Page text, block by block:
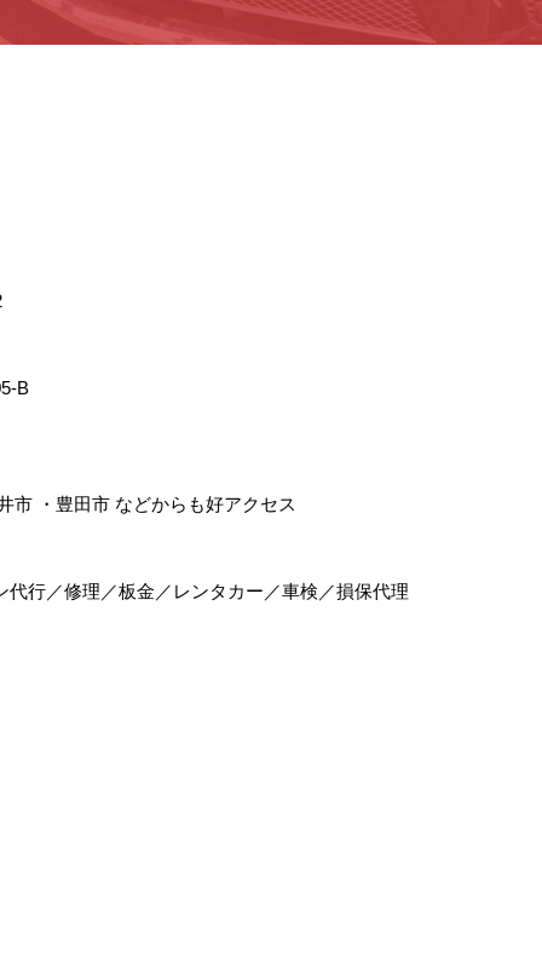
B
市・ 豊田市などからも好アクセス
行／修理／板金／レンタカー／車検／損保代理